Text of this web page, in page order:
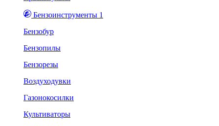
Бензоинструменты 1
Бензобур
Бензопилы
Бензорезы
Воздуходувки
Газонокосилки
Культиваторы